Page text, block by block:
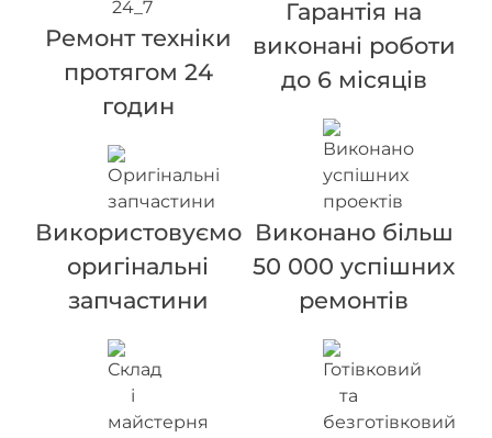
Ремонт техніки
протягом 24
годин
Використовуємо
оригінальні
запчастини
Гарантія на
виконані роботи
до 6 місяців
Виконано більш
50 000 успішних
ремонтів